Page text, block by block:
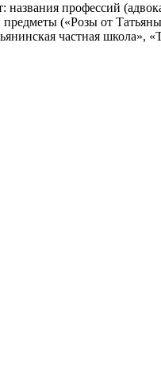
профессий
предметы («Розы от
частная